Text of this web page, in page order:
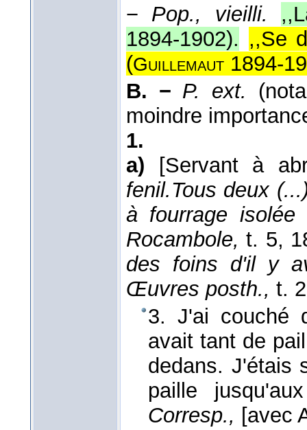
− Pop., vieilli.
1894-1902). ,,Se
(Guillemaut 1894-
B. − P. ext.
moindre
1.
a)
[Servant à
fenil. Tous deux
à fourrage
Rocambole,t. 5,
des foins d'il y
Œuvres posth., t.
3. J'ai couché
avait tant de
dedans. J'étais
paille
Corresp., [avec